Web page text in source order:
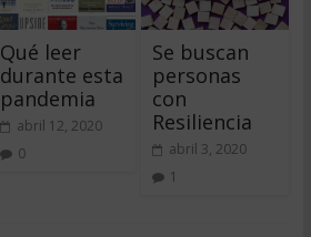
Qué leer
durante esta
pandemia
abril 12, 2020
0
Se buscan
personas
con
Resiliencia
abril 3, 2020
1